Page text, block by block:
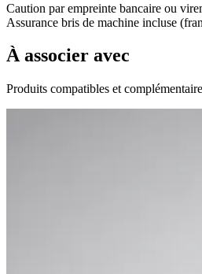
Caution par empreinte bancaire ou
Assurance bris de machine incluse
À associer avec
Produits compatibles et